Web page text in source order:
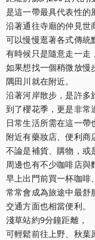
是這一帶最具代表性的
沿著通往寺廟的仲見世
可以慢慢逛著各式傳統
有時候只是隨意走一走
如果想找一個稍微放慢
隅田川就在附近。
沿著河岸散步，是許多
到了櫻花季，更是非常
日常生活所需在這一帶
附近有藥妝店、便利商
不論是補貨、購物，或
周邊也有不少咖啡店與
早上出門前買一杯咖啡
常常會成為旅途中最舒
交通方面也相當便利。
淺草站約9分鐘距離，
可輕鬆前往上野、秋葉